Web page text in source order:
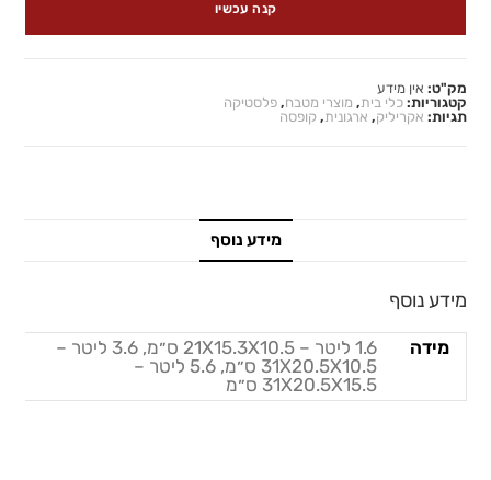
קנה עכשיו
מק"ט: אין מידע
קטגוריות:כלי בית, מוצרי מטבח,פלסטיקה
תגיות: אקריליק, ארגונית, קופסה
מידע נוסף
מידע נוסף
מידה
1.6 ליטר – 21X15.3X10.5 ס״מ, 3.6 ליטר –
31X20.5X10.5 ס״מ, 5.6 ליטר –
31X20.5X15.5 ס״מ